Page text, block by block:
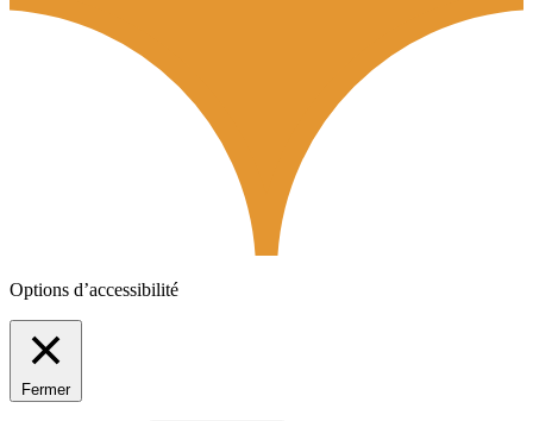
Options d’accessibilité
Fermer